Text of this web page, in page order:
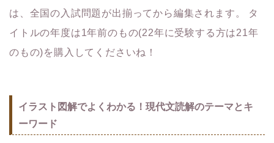
は、全国の入試問題が出揃ってから編集されます。 タ
イトルの年度は1年前のもの(22年に受験する方は21年
のもの)を購入してくださいね！
イラスト図解でよくわかる！現代文読解のテーマとキ
ーワード